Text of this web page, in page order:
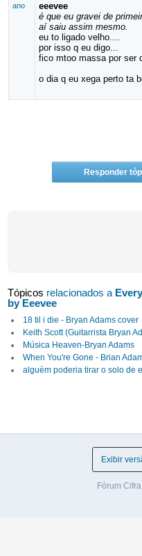
ano
eeevee
é que eu gravei de
aí saiu assim mesmo.
eu to ligado velho....
por isso q eu digo...
fico mtoo massa por ser
o dia q eu xega perto ta
Responder
Tópicos relacionados a
by Eeevee
18 til i die - Bryan Adams cover
Keith Scott (Guitarrista Bryan
Música Heaven-Bryan Adams
When You're Gone - Brian
alguém poderia tirar o solo de
Exibir
Fórum